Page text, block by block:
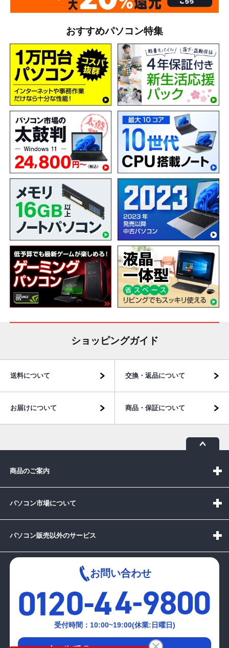
おすすめパソコン特集
ショッピングガイド
送料について 交換・返品について
お届けについて 商品・保証について
商品のご案内
パソコン市場について
パソコン販売以外のサービス
お問い合わせ
受付時間：10:00~19:00(休業:日曜日)